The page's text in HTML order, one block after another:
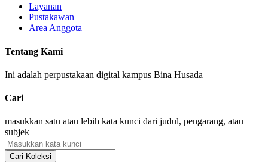
Layanan
Pustakawan
Area Anggota
Tentang Kami
Ini adalah perpustakaan digital kampus Bina Husada
Cari
masukkan satu atau lebih kata kunci dari judul, pengarang, atau
subjek
Cari Koleksi